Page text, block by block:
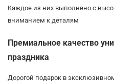
Каждое из них выполнено с
вниманием к деталям
Премиальное качество
праздника
Дорогой подарок в